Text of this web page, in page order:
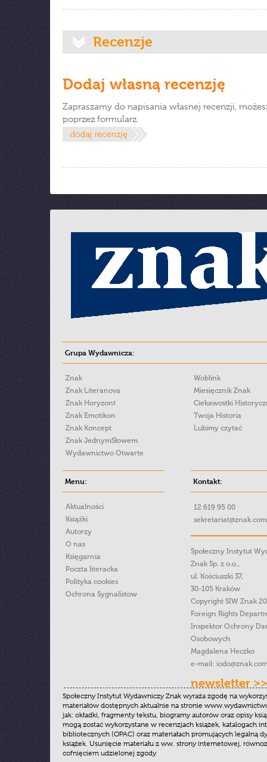
Recenzje
Dodaj własną recenzję
Zapraszamy do napisania własnej recenzji,
poprzez formularz.
Grupa Wydawnicza:
Znak
Znak Literanova
Znak Horyzont
Znak Emotikon
Znak Koncept
Znak JednymSłowem
Wydawnictwo Otwarte
Woblink
Miesięcznik Znak
Ciekawostki
Twoja Historia
Lubimy czytać
Menu:
Aktualności
Książki
Autorzy
O nas
Księgarnia
Poczta literacka
Polityka cookies
Ochrona Sygnalistow
Kontakt:
12 619 95 00
Społeczny Instytut
Znak Sp. z o.o.,
ul. Kościuszki 37,
30-105 Kraków
Copyright SIW Znak
Foreign Rights
Inspektor Ochrony
Osobowych
Magdalena Heczko
e-mail:
newsletter >>
Społeczny Instytut Wydawniczy Znak wyraża zgodę na
materiałów dostępnych aktualnie na stronie
jak: okładki, fragmenty tekstu, biogramy autorów oraz opisy
mogą zostać wykorzystane w recenzjach książek, katalogach
bibliotecznych (OPAC) oraz materiałach promujących legalną
książek. Usunięcie materiału z ww. strony internetowej,
cofnięciem udzielonej zgody.